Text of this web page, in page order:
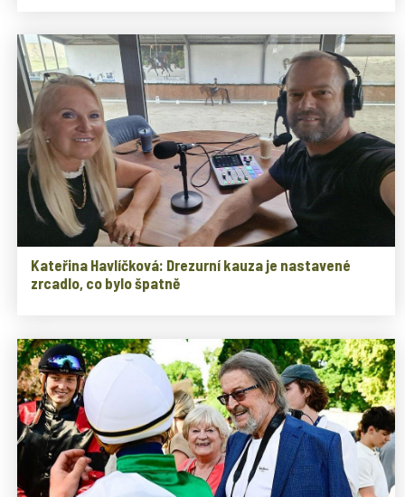
Kateřina Havlíčková: Drezurní kauza je nastavené
zrcadlo, co bylo špatně